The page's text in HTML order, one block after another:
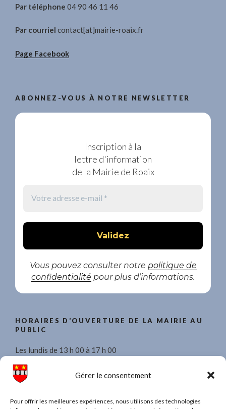
Gérer le consentement
Pour offrir les meilleures expériences, nous utilisons des technologies
Par téléphone 04 90 46 11 46
Par courriel contact[at]mairie-roaix.fr
Page Facebook
ABONNEZ-VOUS À NOTRE NEWSLETTER
Inscription à la
lettre d'information
de la Mairie de Roaix
Vous pouvez consulter notre politique de
confidentialité pour plus d’informations.
HORAIRES D’OUVERTURE DE LA MAIRIE AU
PUBLIC
Les lundis de 13 h 00 à 17 h 00
Les mercredis de 8 h 30 à 11 h 30 et de 13 h 00 à 17 h 00.
Les vendredis de 13 h 00 à 17 h 00